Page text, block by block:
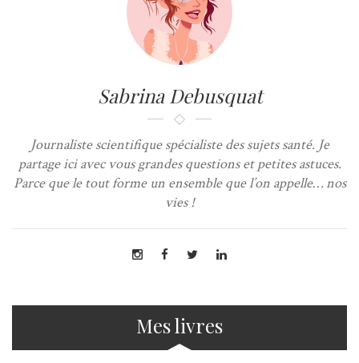
Sabrina Debusquat
Journaliste scientifique spécialiste des sujets santé. Je
partage ici avec vous grandes questions et petites astuces.
Parce que le tout forme un ensemble que l’on appelle… nos
vies !
Mes livres